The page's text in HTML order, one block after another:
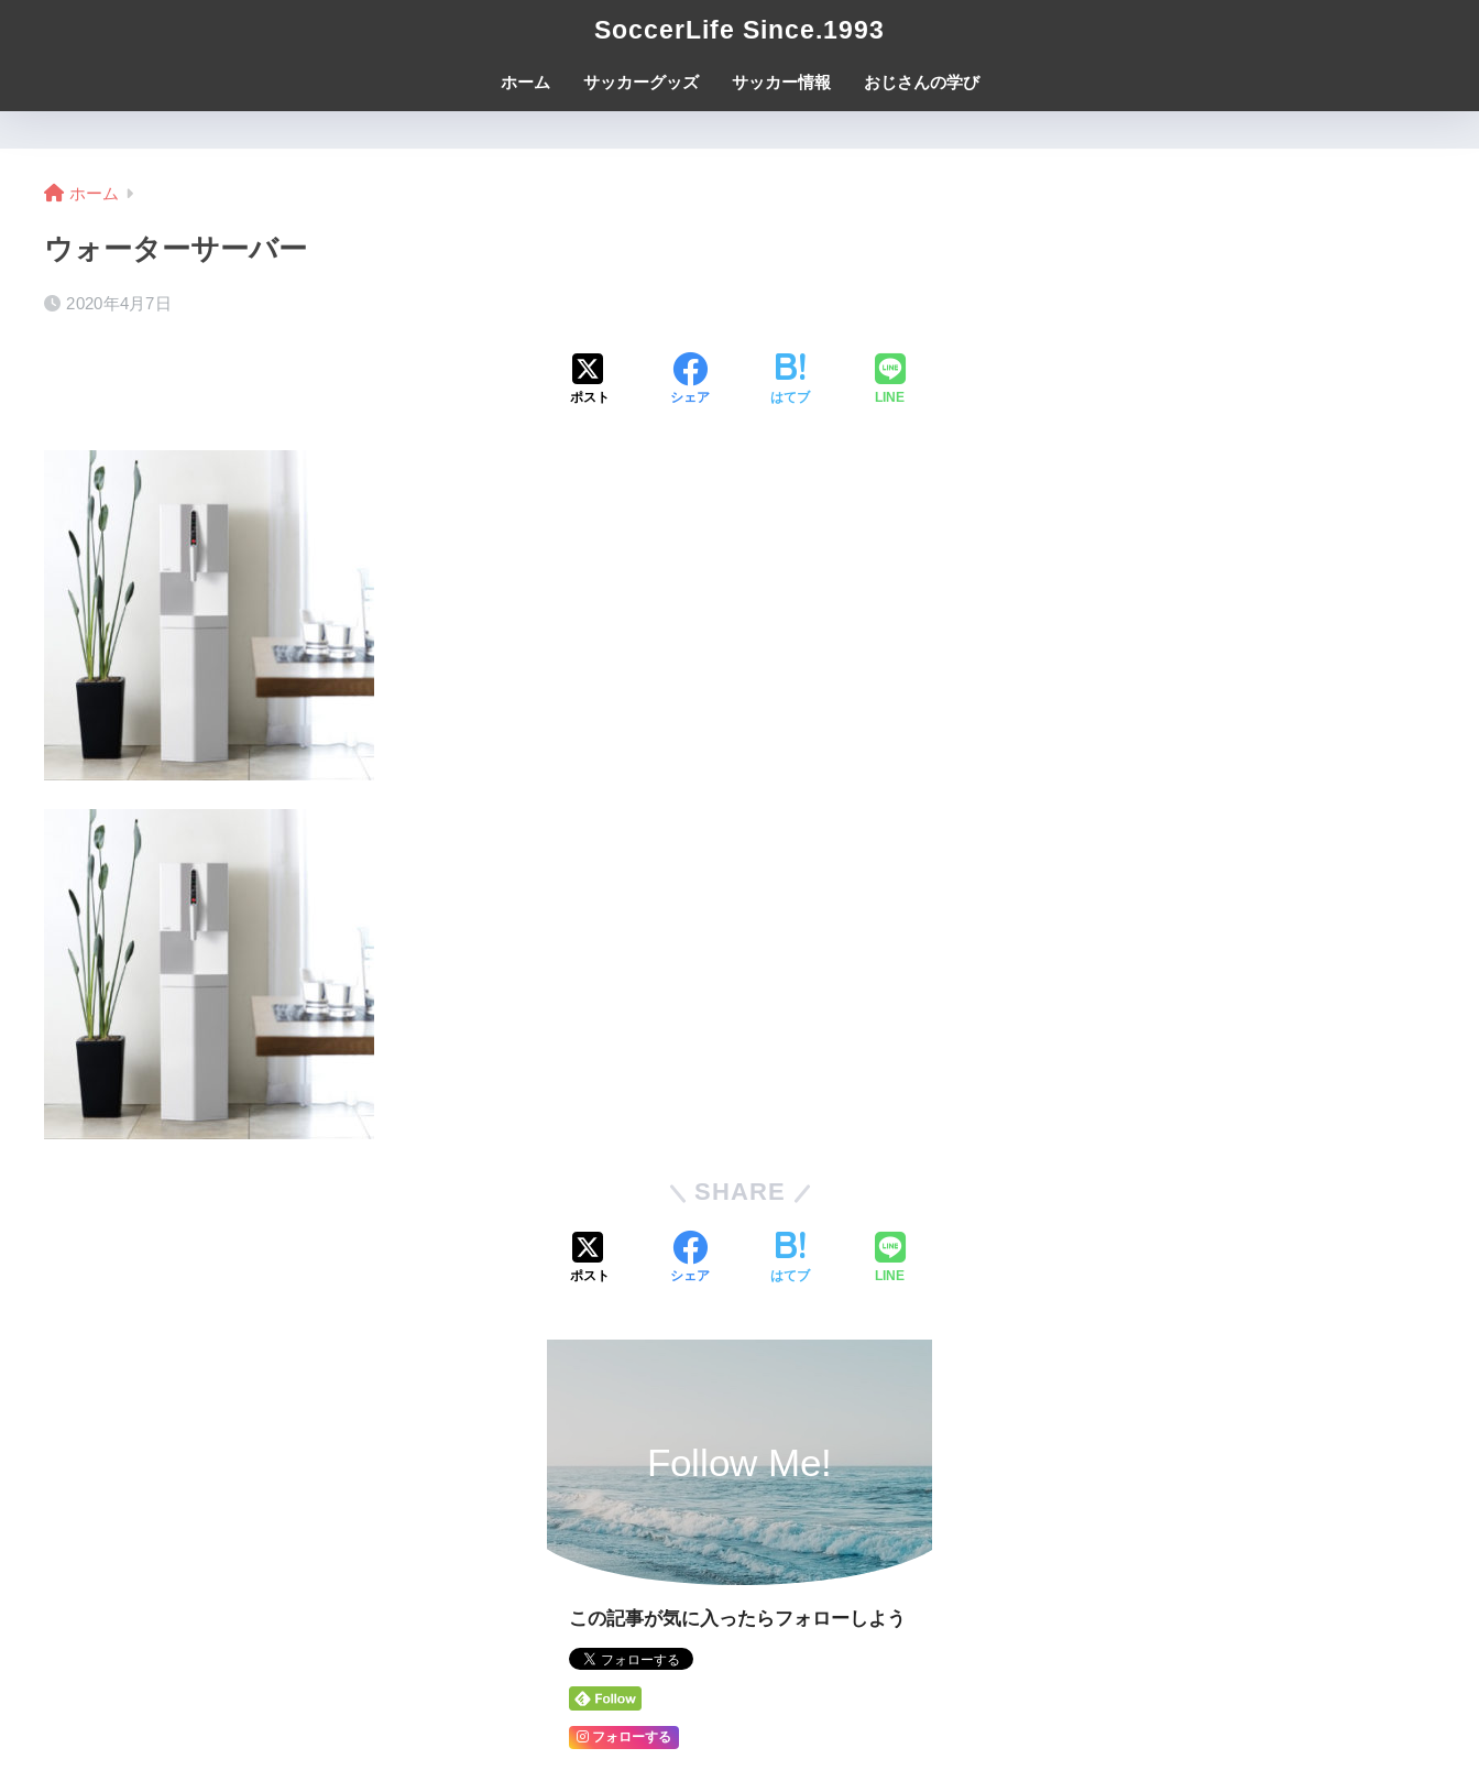
SoccerLife Since.1993
ホーム サッカーグッズ サッカー情報 おじさんの学び
ホーム
ウォーターサーバー
2020年4月7日
ポスト シェア はてブ LINE
SHARE
ポスト シェア はてブ LINE
Follow Me!
この記事が気に入ったらフォローしよう
フォローする